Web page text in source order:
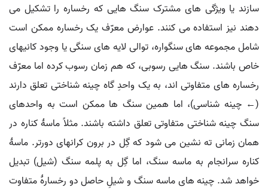
سازند یا ویژگی های مشترک سنگ هایی که رخساره را تشکیل می
دهند نیز استفاده می کنند. عوارض معرّف یک رخساره ممکن است
شامل مجموعه های سنگواره، توالی لایه های سنگی یا وجود کانیهای
خاص باشند. سنگ هایی رسوبی، که هم زمان رسوب کرده اما معرّف
رخساره های متفاوتی اند، به یک واحدِ گاه چینه شناختی تعلق دارند
(← چینه شناسی)، اما همین سنگ ها ممکن است به واحدهای
سنگ چینه شناختی متفاوتی تعلق داشته باشند. مثلاً ماسۀ کناره در
همان زمانی ته نشین می شود که گِل در برون کرانهای دورتر. ماسۀ
کناره سرانجام به ماسه سنگ، اما گِل به پلمه سنگ (شیل) تبدیل
خواهد شد. چینه های ماسه سنگ و شیلِ حاصل دو رخسارۀ متفاوت